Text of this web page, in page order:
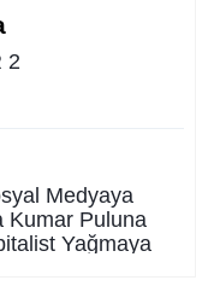
2
Medyaya
Kumar Puluna
Yağmaya